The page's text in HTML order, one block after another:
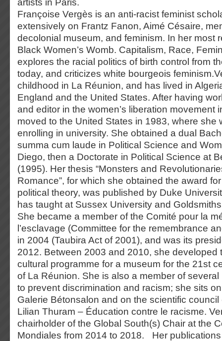
artists in Paris.
Françoise Vergès is an anti-racist feminist
extensively on Frantz Fanon, Aimé Césaire,
decolonial museum, and feminism. In her most
Black Women’s Womb. Capitalism, Race,
explores the racial politics of birth control from
today, and criticizes white bourgeois
childhood in La Réunion, and has lived in
England and the United States. After having
and editor in the women’s liberation movement
moved to the United States in 1983, where she
enrolling in university. She obtained a dual
summa cum laude in Political Science and
Diego, then a Doctorate in Political Science at
(1995). Her thesis “Monsters and
Romance”, for which she obtained the award
political theory, was published by Duke
has taught at Sussex University and
She became a member of the Comité pour la
l’esclavage (Committee for the remembrance
in 2004 (Taubira Act of 2001), and was its
2012. Between 2003 and 2010, she developed
cultural programme for a museum for the 21st
of La Réunion. She is also a member of
to prevent discrimination and racism; she sits
Galerie Bétonsalon and on the scientific
Lilian Thuram – Éducation contre le racisme.
chairholder of the Global South(s) Chair at the
Mondiales from 2014 to 2018. Her